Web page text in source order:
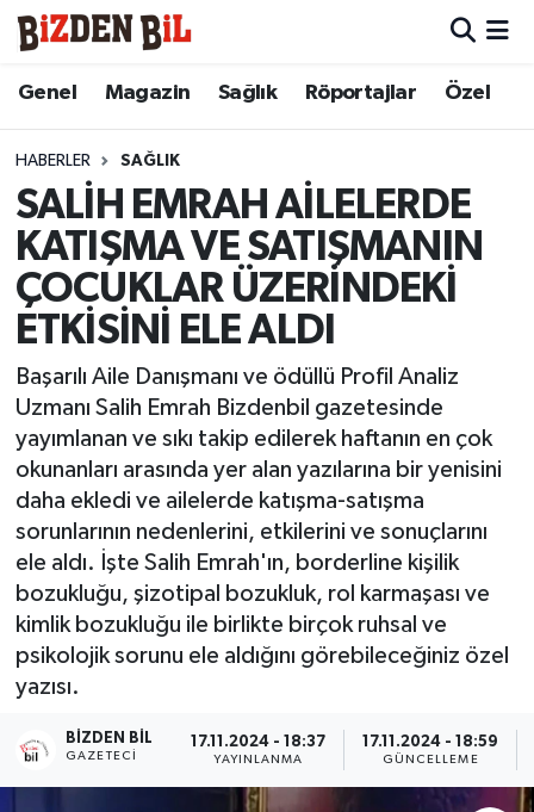
Genel Magazin Sağlık Röportajlar Özel
HABERLER SAĞLIK
SALİH EMRAH AİLELERDE
KATIŞMA VE SATIŞMANIN
ÇOCUKLAR ÜZERİNDEKİ
ETKİSİNİ ELE ALDI
Başarılı Aile Danışmanı ve ödüllü Profil Analiz
Uzmanı Salih Emrah Bizdenbil gazetesinde
yayımlanan ve sıkı takip edilerek haftanın en çok
okunanları arasında yer alan yazılarına bir yenisini
daha ekledi ve ailelerde katışma-satışma
sorunlarının nedenlerini, etkilerini ve sonuçlarını
ele aldı. İşte Salih Emrah'ın, borderline kişilik
bozukluğu, şizotipal bozukluk, rol karmaşası ve
kimlik bozukluğu ile birlikte birçok ruhsal ve
psikolojik sorunu ele aldığını görebileceğiniz özel
yazısı.
BIZDEN BIL
GAZETECI
17.11.2024 - 18:37
YAYINLANMA
17.11.2024 - 18:59
GÜNCELLEME
Hava Durumu
Trafik Durumu
Süper Lig Puan Durumu ve Fikstür
Tüm Manşetler
Son Dakika Haberleri
Haber Arşivi